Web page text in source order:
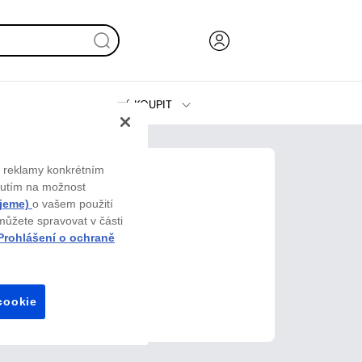
KOUPIT
Tiskárny
konkrétním
na možnost
o vašem použití
spravovat v části
o ochraně